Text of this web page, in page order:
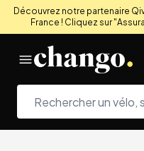
Découvrez notre partenaire
France ! Cliquez sur